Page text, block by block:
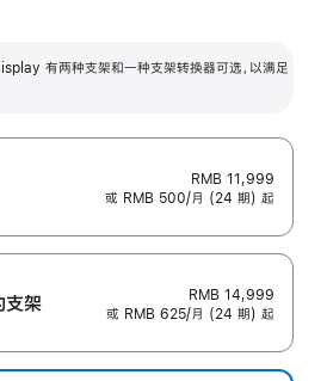
有两种支架和一种支架转换器可选，以满足
RMB 11,999
或 RMB 500/月 (24 期) 起
支‍架
RMB 14,999
或 RMB 625/月 (24 期) 起